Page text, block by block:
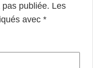
publiée. Les
avec *